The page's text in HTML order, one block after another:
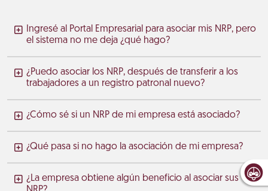
Ingresé al Portal Empresarial para asociar mis NRP, pero
el sistema no me deja ¿qué hago?
¿Puedo asociar los NRP, después de transferir a los
trabajadores a un registro patronal nuevo?
¿Cómo sé si un NRP de mi empresa está asociado?
¿Qué pasa si no hago la asociación de mi empresa?
¿La empresa obtiene algún beneficio al asociar sus